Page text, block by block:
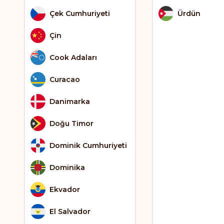
Çek Cumhuriyeti
Çin
Cook Adaları
Curacao
Danimarka
Doğu Timor
Dominik Cumhuriyeti
Dominika
Ekvador
El Salvador
Ürdün